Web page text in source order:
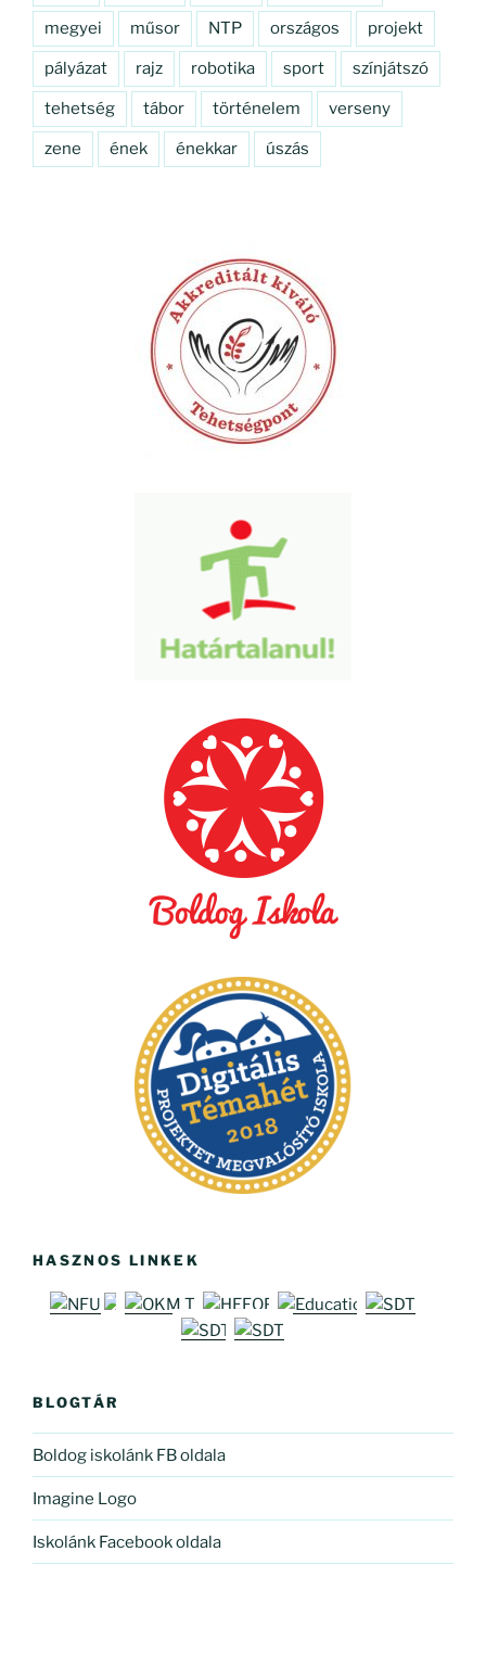
megyei műsor NTP országos projekt
pályázat rajz robotika sport színjátszó
tehetség tábor történelem verseny
zene ének énekkar úszás
HASZNOS LINKEK
BLOGTÁR
Boldog iskolánk FB oldala
Imagine Logo
Iskolánk Facebook oldala